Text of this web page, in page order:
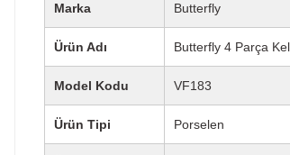
Marka Butterfly
Ürün Adı Butterfly 4 Parça
Model Kodu VF183
Ürün Tipi Porselen